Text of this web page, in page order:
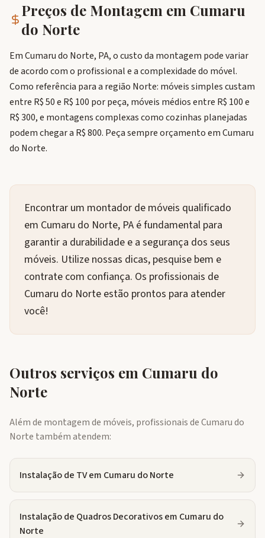
Preços de Montagem em Cumaru
do Norte
Em Cumaru do Norte, PA, o custo da montagem pode variar
de acordo com o profissional e a complexidade do móvel.
Como referência para a região Norte: móveis simples custam
entre R$ 50 e R$ 100 por peça, móveis médios entre R$ 100 e
R$ 300, e montagens complexas como cozinhas planejadas
podem chegar a R$ 800. Peça sempre orçamento em Cumaru
do Norte.
Encontrar um montador de móveis qualificado
em Cumaru do Norte, PA é fundamental para
garantir a durabilidade e a segurança dos seus
móveis. Utilize nossas dicas, pesquise bem e
contrate com confiança. Os profissionais de
Cumaru do Norte estão prontos para atender
você!
Outros serviços em Cumaru do
Norte
Além de montagem de móveis, profissionais deCumaru do
Norte também atendem:
Instalação de TVem Cumaru do Norte
Instalação de Quadros Decorativosem Cumaru do
Norte